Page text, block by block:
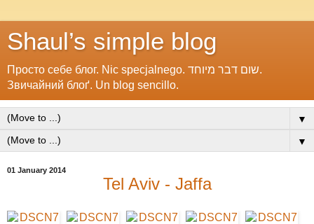
Shaul’s simple blog
Просто себе блог. Nic specjalnego. שום דבר מיוחד.
Звичайний блоґ. Un blog sencillo.
▼
▼
01 January 2014
Tel Aviv - Jaffa